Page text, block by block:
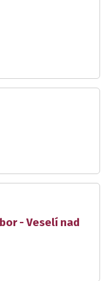
- Veselí nad